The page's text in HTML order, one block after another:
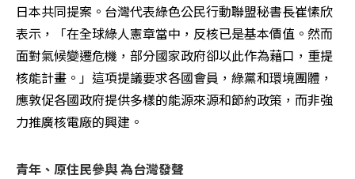
日本共同提案。台灣代表綠色公民行動聯盟秘書長崔愫欣
表示，「在全球綠人憲章當中，反核已是基本價值。然而
面對氣候變遷危機，部分國家政府卻以此作為藉口，重提
核能計畫。」這項提議要求各國會員，綠黨和環境團體，
應敦促各國政府提供多樣的能源來源和節約政策，而非強
力推廣核電廠的興建。
青年、原住民參與 為台灣發聲